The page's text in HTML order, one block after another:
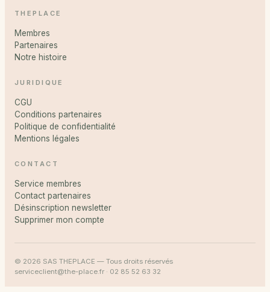
THEPLACE
Membres
Partenaires
Notre histoire
JURIDIQUE
CGU
Conditions partenaires
Politique de confidentialité
Mentions légales
CONTACT
Service membres
Contact partenaires
Désinscription newsletter
Supprimer mon compte
© 2026 SAS THEPLACE — Tous droits réservés
serviceclient@the-place.fr · 02 85 52 63 32